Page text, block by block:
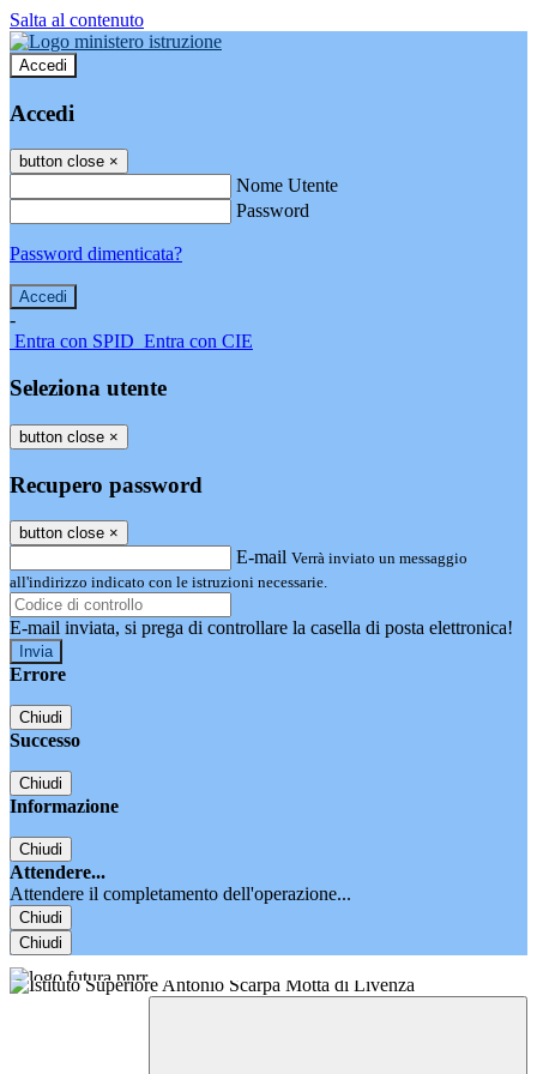
Salta al contenuto
Accedi
Accedi
button close ×
Nome Utente
Password
Password dimenticata?
-
Entra con SPID Entra con CIE
Seleziona utente
button close ×
Recupero password
button close ×
E-mail Verrà inviato un messaggio
all'indirizzo indicato con le istruzioni necessarie.
E-mail inviata, si prega di controllare la casella di posta elettronica!
Errore
Chiudi
Successo
Chiudi
Informazione
Chiudi
Attendere...
Attendere il completamento dell'operazione...
Chiudi
Chiudi